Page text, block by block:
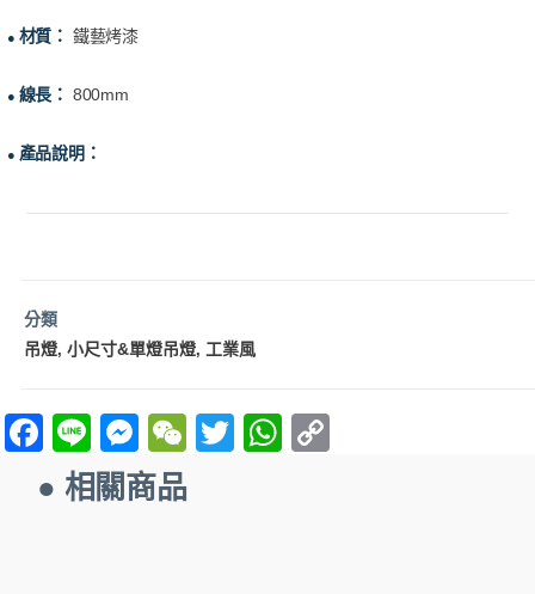
● 材質： 鐵藝烤漆
● 線長： 800mm
● 產品說明：
分類
吊燈, 小尺寸&單燈吊燈, 工業風
F
a
ce
Li
n
e
M
es
se
W
e
T
w
W
h
● 相關商品